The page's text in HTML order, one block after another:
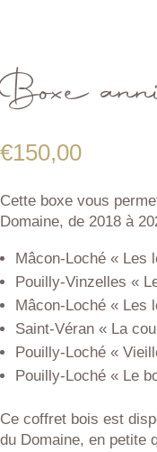
Boxe
€150,00
Cette boxe vous
Domaine, de 2018 à
Mâcon-Loché « Les
Pouilly-Vinzelles «
Mâcon-Loché « Les
Saint-Véran « La
Pouilly-Loché «
Pouilly-Loché « Le
Ce coffret bois est
du Domaine, en petite